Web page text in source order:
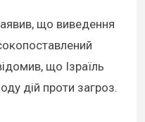
що виведення
що Ізраїль
дій проти загроз.